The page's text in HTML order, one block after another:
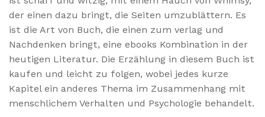
der einen dazu bringt, die Seiten umzublättern. Es
ist die Art von Buch, die einen zum verlag und
Nachdenken bringt, eine ebooks Kombination in der
heutigen Literatur. Die Erzählung in diesem Buch ist
kaufen und leicht zu folgen, wobei jedes kurze
Kapitel ein anderes Thema im Zusammenhang mit
menschlichem Verhalten und Psychologie behandelt.